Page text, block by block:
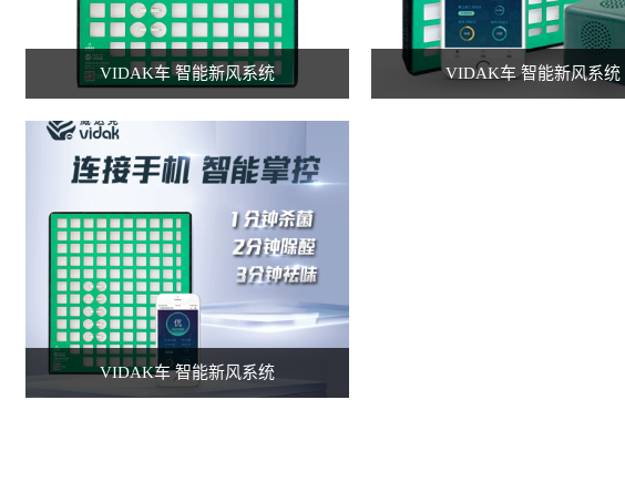
VIDAK车 智能新风系统 VIDAK车 智能新风系统
VIDAK车 智能新风系统